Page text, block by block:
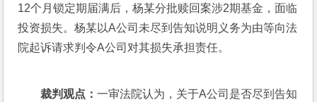
12个月锁定期届满后，杨某分批赎回案涉2期基金，面临
投资损失。杨某以A公司未尽到告知说明义务为由等向法
院起诉请求判令A公司对其损失承担责任。
裁判观点：一审法院认为，关于A公司是否尽到告知